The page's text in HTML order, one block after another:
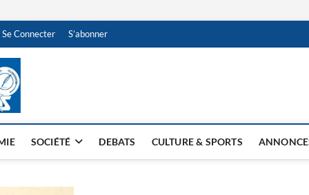
Se Connecter S’abonner
NDJAMENA HEBDO
SOCIÉTÉ DEBATS CULTURE & SPORTS